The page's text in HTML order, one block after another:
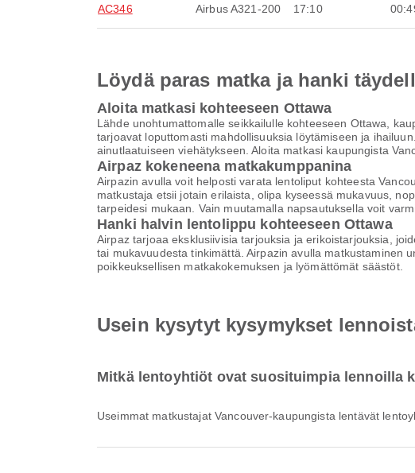
AC346 Airbus A321-200 17:10
Löydä paras matka ja hanki
Aloita matkasi kohteeseen Ottawa
Lähde unohtumattomalle seikkailulle kohteeseen Ottawa,
tarjoavat loputtomasti mahdollisuuksia löytämiseen ja
ainutlaatuiseen viehätykseen. Aloita matkasi kaupungista
Airpaz kokeneena matkakumppanina
Airpazin avulla voit helposti varata lentoliput kohteesta
matkustaja etsii jotain erilaista, olipa kyseessä mukavuus,
tarpeidesi mukaan. Vain muutamalla napsautuksella voit
Hanki halvin lentolippu kohteeseen Ottawa
Airpaz tarjoaa eksklusiivisia tarjouksia ja erikoistarjouksia,
tai mukavuudesta tinkimättä. Airpazin avulla matkustaminen
poikkeuksellisen matkakokemuksen ja lyömättömät säästöt.
Usein kysytyt kysymykset
Mitkä lentoyhtiöt ovat suosituimpia lennoilla
Useimmat matkustajat Vancouver-kaupungista lentävät